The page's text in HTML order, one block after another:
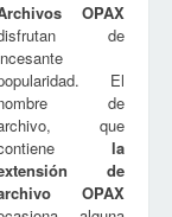
OPAX
de
El
de
que
la
de
OPAX